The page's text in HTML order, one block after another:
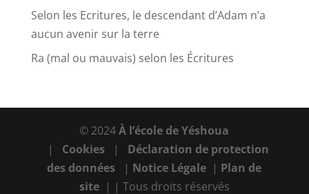
Selon les Ecritures, le descendant d’Adam n’a
aucun avenir sur la terre
Ra (mal ou mauvais) selon les Écritures
© 2024À l’école de Yéshoua
| Cookies | Déclaration de protection
des données | Notice Légale | Plan de
site| | Tous droits réservés